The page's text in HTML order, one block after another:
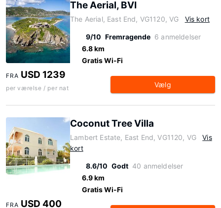
The Aerial, BVI
The Aerial, East End, VG1120, VG Vis kort
9/10 Fremragende 6 anmeldelser
6.8 km
Gratis Wi-Fi
FRA USD 1239
per værelse / per nat Vælg
Coconut Tree Villa
Lambert Estate, East End, VG1120, VG
Vis
kort
8.6/10 Godt 40 anmeldelser
6.9 km
Gratis Wi-Fi
FRA USD 400